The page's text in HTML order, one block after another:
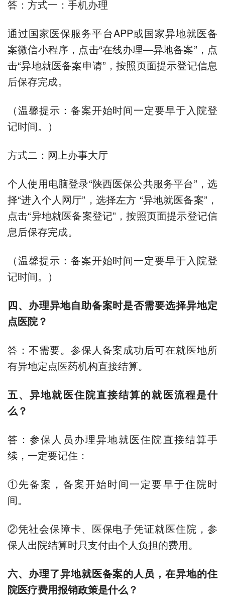
答：方式一：手机办理
通过国家医保服务平台APP或国家异地就医备
案微信小程序，点击“在线办理—异地备案”，点
击“异地就医备案申请”，按照页面提示登记信息
后保存完成。
（温馨提示：备案开始时间一定要早于入院登
记时间。）
方式二：网上办事大厅
个人使用电脑登录“陕西医保公共服务平台”，选
择“进入个人网厅”，选择左方 “异地就医备案”，
点击“异地就医备案登记”，按照页面提示登记信
息后保存完成。
（温馨提示：备案开始时间一定要早于入院登
记时间。）
四、办理异地自助备案时是否需要选择异地定
点医院？
答：不需要。参保人备案成功后可在就医地所
有异地定点医药机构直接结算。
五、异地就医住院直接结算的就医流程是什
么？
答：参保人员办理异地就医住院直接结算手
续，一定要记住：
①先备案，备案开始时间一定要早于住院时
间。
②凭社会保障卡、医保电子凭证就医住院，参
保人出院结算时只支付由个人负担的费用。
六、办理了异地就医备案的人员，在异地的住
院医疗费用报销政策是什么？